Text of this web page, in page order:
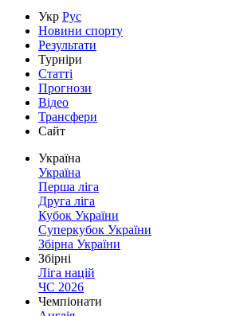
Укр Рус
Новини спорту
Результати
Турніри
Статті
Прогнози
Відео
Трансфери
Сайт
Україна
Україна
Перша ліга
Друга ліга
Кубок України
Суперкубок України
Збірна України
Збірні
Ліга націй
ЧС 2026
Чемпіонати